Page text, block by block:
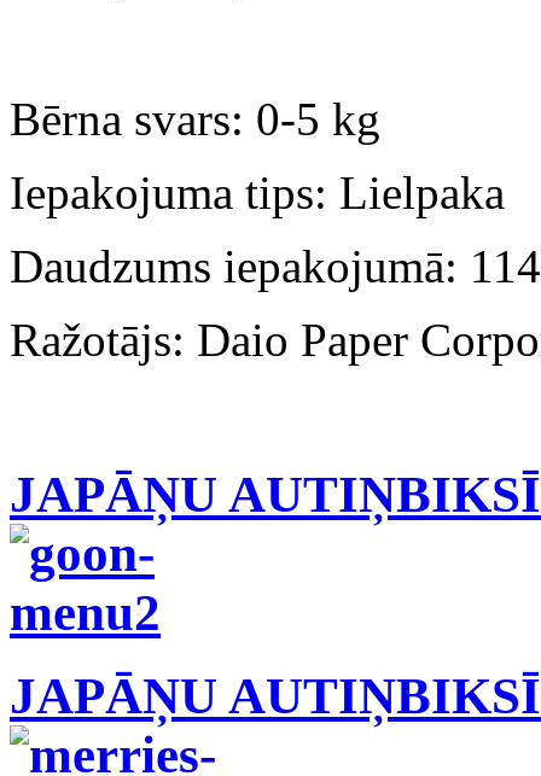
Bērna svars: 0-5 kg
Iepakojuma tips: Lielpaka
Daudzums iepakojumā:
Ražotājs: Daio Paper
JAPĀŅU
JAPĀŅU